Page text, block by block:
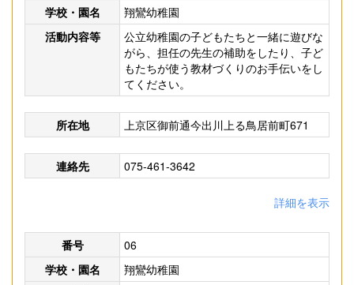
学校・園名
翔鸞幼稚園
活動内容等
公立幼稚園の子どもたちと一緒に遊びな
がら、担任の先生の補助をしたり、子ど
もたちが使う教材づくりのお手伝いをし
てください。
所在地 上京区御前通今出川上る鳥居前町671
連絡先 075-461-3642
詳細を表示
番号
06
学校・園名
翔鸞幼稚園